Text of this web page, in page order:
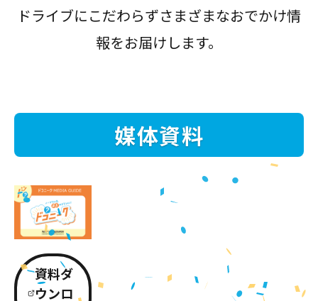
ドライブにこだわらずさまざまなおでかけ情
報をお届けします。
媒体資料
資料ダ
ウンロ